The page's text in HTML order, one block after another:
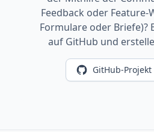
Feedback oder Feature-
Formulare oder Briefe)?
auf GitHub und
GitHub-